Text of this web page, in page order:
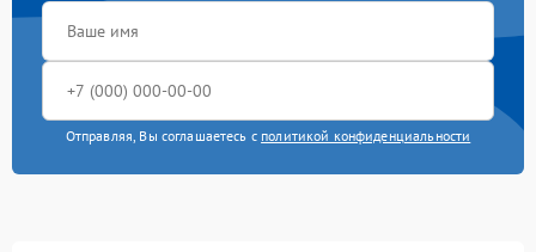
Отправляя, Вы соглашаетесь с политикой конфиденциальности